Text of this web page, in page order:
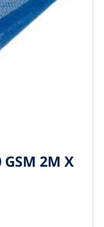
GSM 2M X